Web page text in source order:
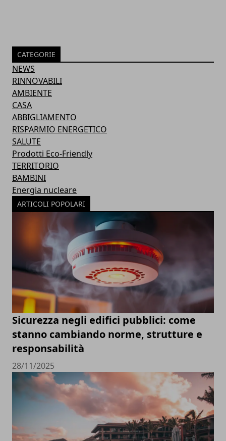
CATEGORIE
NEWS
RINNOVABILI
AMBIENTE
CASA
ABBIGLIAMENTO
RISPARMIO ENERGETICO
SALUTE
Prodotti Eco-Friendly
TERRITORIO
BAMBINI
Energia nucleare
ARTICOLI POPOLARI
Sicurezza negli edifici pubblici: come
stanno cambiando norme, strutture e
responsabilità
28/11/2025